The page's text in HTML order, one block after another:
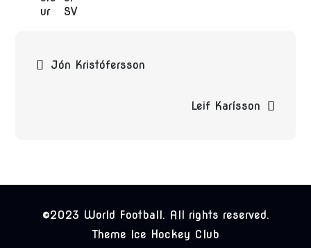
Beitragsnavigation
Jón Kristófersson
Leif Karísson
©2023 World Football. All rights reserved.
Theme Ice Hockey Club